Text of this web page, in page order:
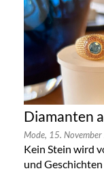
Diamanten
Mode, 15.
Kein Stein wird
und